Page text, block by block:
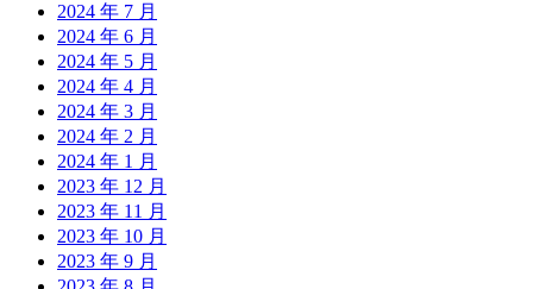
2024 年 7 月
2024 年 6 月
2024 年 5 月
2024 年 4 月
2024 年 3 月
2024 年 2 月
2024 年 1 月
2023 年 12 月
2023 年 11 月
2023 年 10 月
2023 年 9 月